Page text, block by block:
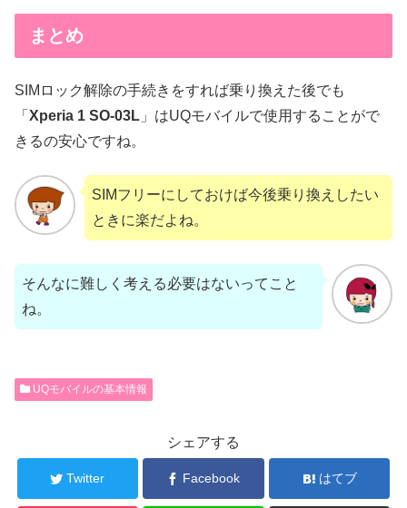
まとめ
SIMロック解除の手続きをすれば乗り換えた後でも
「 Xperia 1 SO-03L 」はUQモバイルで使用することがで
きるの安心ですね。
SIMフリーにしておけば今後乗り換えしたい
ときに楽だよね。
そんなに難しく考える必要はないってこと
ね。
UQモバイルの基本情報
シェアする
Twitter Facebook はてブ